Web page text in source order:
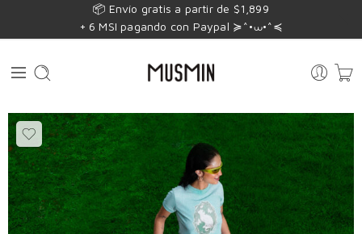
📦 Envío gratis a partir de $1,899
+ 6 MSI pagando con Paypal ≽^•⩊•^≼